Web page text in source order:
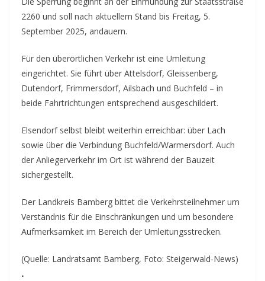
2260 und soll nach aktuellem Stand bis Freitag, 5.
September 2025, andauern.
Für den überörtlichen Verkehr ist eine Umleitung
eingerichtet. Sie führt über Attelsdorf, Gleissenberg,
Dutendorf, Frimmersdorf, Ailsbach und Buchfeld – in
beide Fahrtrichtungen entsprechend ausgeschildert.
Elsendorf selbst bleibt weiterhin erreichbar: über Lach
sowie über die Verbindung Buchfeld/Warmersdorf. Auch
der Anliegerverkehr im Ort ist während der Bauzeit
sichergestellt.
Der Landkreis Bamberg bittet die Verkehrsteilnehmer um
Verständnis für die Einschränkungen und um besondere
Aufmerksamkeit im Bereich der Umleitungsstrecken.
(Quelle: Landratsamt Bamberg, Foto: Steigerwald-News)
.